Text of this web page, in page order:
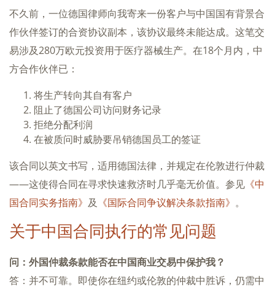
不久前，一位德国律师向我寄来一份客户与中国国有背景合
作伙伴签订的合资协议副本，该协议最终未能达成。这笔交
易涉及280万欧元投资用于医疗器械生产。在18个月内，中
方合作伙伴已：
将生产转向其自有客户
阻止了德国公司访问财务记录
拒绝分配利润
在被质问时威胁要吊销德国员工的签证
该合同以英文书写，适用德国法律，并规定在伦敦进行仲裁
——这使得合同在寻求快速救济时几乎毫无价值。参见 《中
国合同实务指南》 及 《国际合同争议解决条款指南》 。
关于中国合同执行的常见问题
问：外国仲裁条款能否在中国商业交易中保护我？
答：并不可靠。即使你在纽约或伦敦的仲裁中胜诉，仍需中